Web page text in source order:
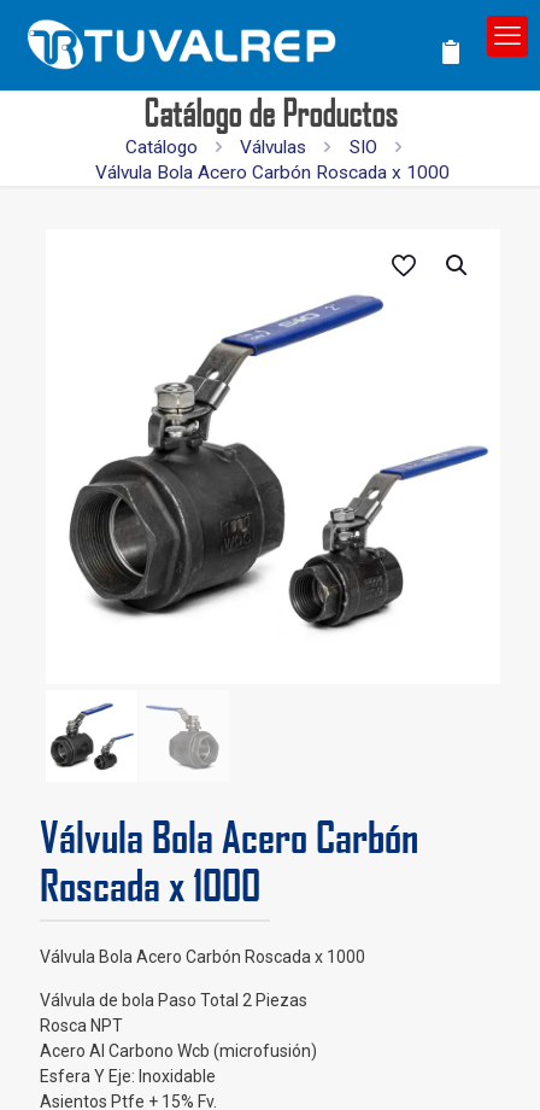
Catálogo de Productos
Catálogo Válvulas
SIO
Válvula Bola Acero Carbón Roscada x 1000
Válvula Bola Acero Carbón
Roscada x 1000
Válvula Bola Acero Carbón Roscada x 1000
Válvula de bola Paso Total 2 Piezas
Rosca NPT
Acero Al Carbono Wcb (microfusión)
Esfera Y Eje: Inoxidable
Asientos Ptfe + 15% Fv.